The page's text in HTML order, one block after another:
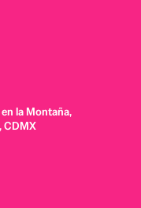
la Montaña,
CDMX